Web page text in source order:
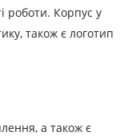
роботи. Корпус у
також є логотип
а також є